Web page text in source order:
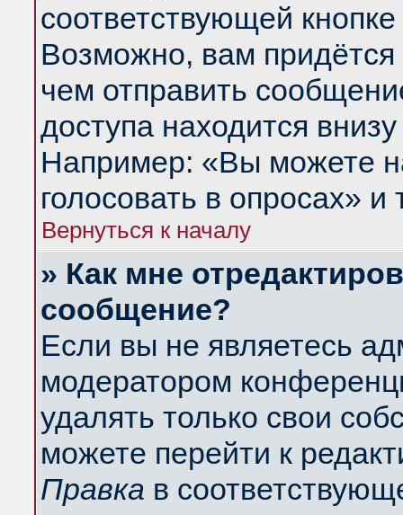
соответствующей
Возможно, вам придётся
чем отправить
доступа находится
Например: «Вы можете
голосовать в опросах» и
Вернуться к началу
» Как мне
сообщение?
Если вы не являетесь
модератором
удалять только свои
можете перейти к
Правка в